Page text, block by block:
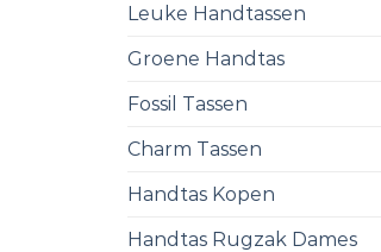
Leuke Handtassen
Groene Handtas
Fossil Tassen
Charm Tassen
Handtas Kopen
Handtas Rugzak Dames